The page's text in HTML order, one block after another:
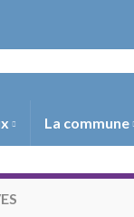
La commune